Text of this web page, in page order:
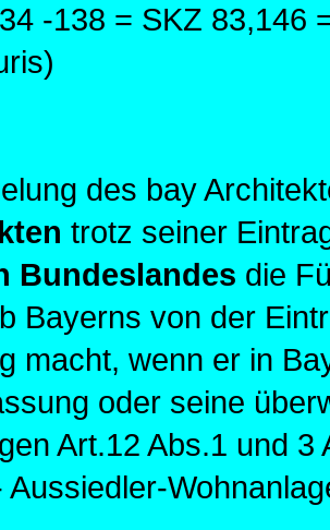
-138 = SKZ 83,146
des bay
trotz seiner
Bundeslandes die
Bayerns von der
macht, wenn er in
oder seine
Art.12 Abs.1 und
Aussiedler-